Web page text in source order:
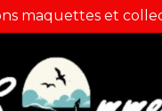
maquettes et